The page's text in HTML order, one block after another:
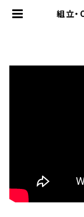
組立